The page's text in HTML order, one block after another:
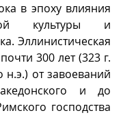
в эпоху влияния
культуры и
Эллинистическая
300 лет (323 г.
н.э.) от завоеваний
и до
господства